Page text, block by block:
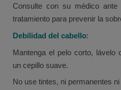
Consulte con su médico ante
tratamiento para prevenir la
Debilidad del cabello:
Mantenga el pelo corto, lávelo
un cepillo suave.
No use tintes, ni permanentes